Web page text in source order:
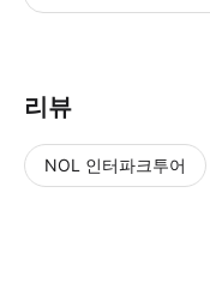
리뷰
NOL 인터파크투어